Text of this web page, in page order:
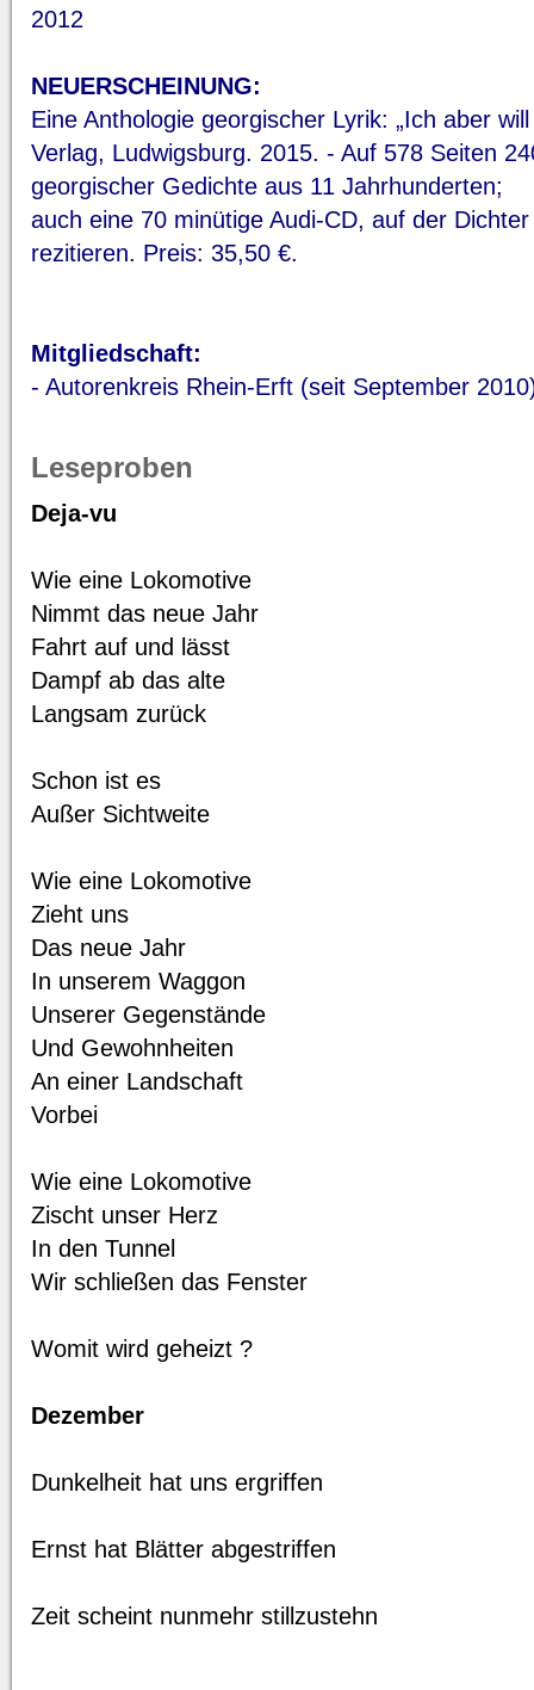
2012
NEUERSCHEINUNG:
Eine Anthologie georgischer Lyrik: „Ich aber
Verlag, Ludwigsburg. 2015. - Auf 578 Seiten
georgischer Gedichte aus 11 Jahrhunderten;
auch eine 70 minütige Audi-CD, auf der
rezitieren. Preis: 35,50 €.
Mitgliedschaft:
- Autorenkreis Rhein-Erft (seit September
Leseproben
Deja-vu
Wie eine Lokomotive
Nimmt das neue Jahr
Fahrt auf und lässt
Dampf ab das alte
Langsam zurück
Schon ist es
Außer Sichtweite
Wie eine Lokomotive
Zieht uns
Das neue Jahr
In unserem Waggon
Unserer Gegenstände
Und Gewohnheiten
An einer Landschaft
Vorbei
Wie eine Lokomotive
Zischt unser Herz
In den Tunnel
Wir schließen das Fenster
Womit wird geheizt ?
Dezember
Dunkelheit hat uns ergriffen
Ernst hat Blätter abgestriffen
Zeit scheint nunmehr stillzustehn